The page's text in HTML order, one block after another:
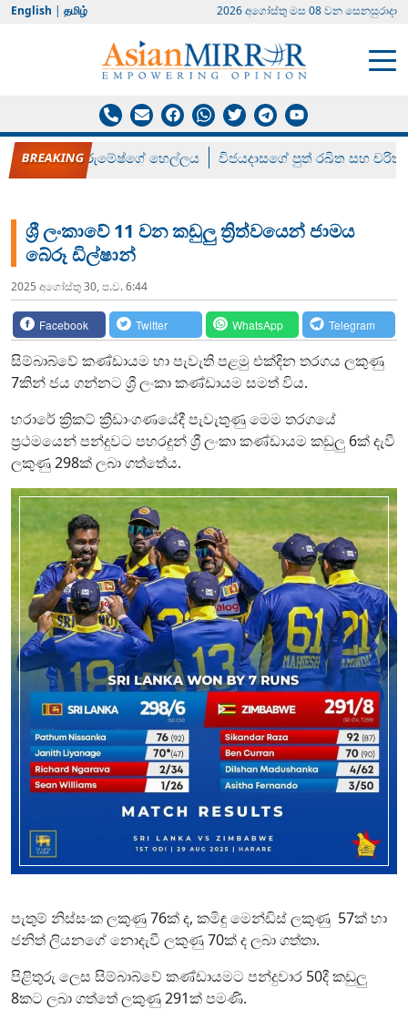
English | தமிழ் 2026 අගෝස්‍තු මස 08 වන සෙනසුරාදා
රන් ගෙනා රුමේෂ්ගේ හෙල්ලය විජයදාසගේ පුත් රඛිත සහ චරිත්
ශ්‍රී ලංකාවේ 11 වන කඩුලු ත්‍රිත්වයෙන් ජාමය
බේරූ ඩිල්ෂාන්
2025 අගෝස්‍තු 30, ප.ව. 6:44
Facebook Twitter WhatsApp Telegram
සිම්බාබ්වේ කණ්ඩායම හා පැවැති පළමු එක්දින තරගය ලකුණු
7කින් ජය ගන්නට ශ්‍රී ලංකා කණ්ඩායම සමත් විය.
හරාරේ ක්‍රිකට් ක්‍රීඩාංගණයේදී පැවැතුණු මෙම තරගයේ
ප්‍රථමයෙන් පන්දුවට පහරදුන් ශ්‍රී ලංකා කණ්ඩායම කඩුලු 6ක් දැවී
ලකුණු 298ක් ලබා ගත්තේය.
පැතුම් නිස්සංක ලකුණු 76ක් ද, කමිඳු මෙන්ඩිස් ලකුණු 57ක් හා
ජනිත් ලියනගේ නොදැවී ලකුණු 70ක් ද ලබා ගත්තා.
පිළිතුරු ලෙස සිම්බාබ්වේ කණ්ඩායමට පන්දුවාර 50දී කඩුලු
8කට ලබා ගත්තේ ලකුණු 291ක් පමණි.